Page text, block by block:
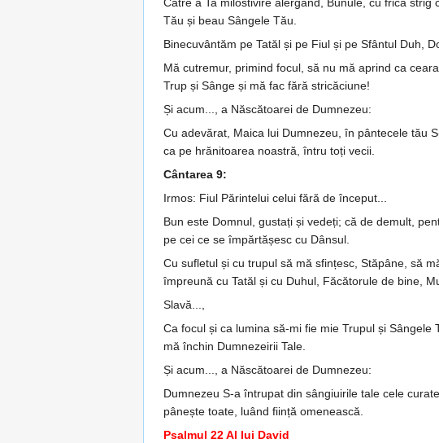
Către a Ta milostivire alergând, Bu­nule, cu frică
Tău și beau Sângele Tău.
Binecuvântăm pe Tatăl și pe Fiul și pe Sfântul Duh,
Mă cutremur, primind focul, să nu mă aprind ca
Trup și Sânge și mă fac fără stricăciune!
Și acum..., a Născătoarei de Dumnezeu:
Cu adevărat, Maica lui Dumne­zeu, în pântecele tău
ca pe hrănitoarea noastră, întru toți vecii.
Cântarea 9:
Irmos: Fiul Părintelui celui fără de început...
Bun este Domnul, gustați și vedeți; că de demult,
pe cei ce se împărtășesc cu Dânsul.
Cu sufletul și cu trupul să mă sfin­­țesc, Stăpâne, să
împreună cu Tatăl și cu Duhul, Fă­cătorule de bine,
Slavă...,
Ca focul și ca lumina să-mi fie mie Trupul și
mă în­chin Dumnezeirii Tale.
Și acum..., a Născătoarei de Dumnezeu:
Dumnezeu S-a întrupat din sân­giu­i­rile tale cele
pâ­nește toate, luând ființă omenească.
Psalmul 22 Al lui David